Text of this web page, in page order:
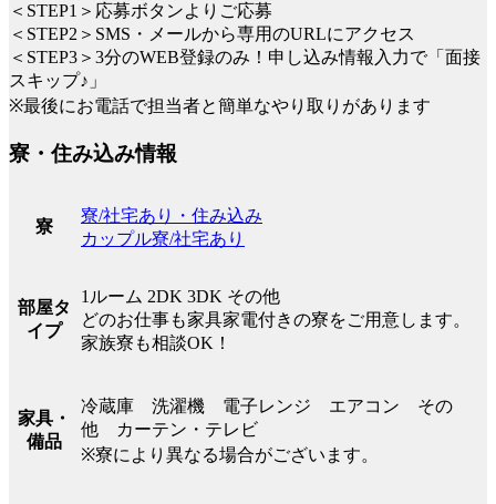
＜STEP1＞応募ボタンよりご応募
＜STEP2＞SMS・メールから専用のURLにアクセス
＜STEP3＞3分のWEB登録のみ！申し込み情報入力で「面接
スキップ♪」
※最後にお電話で担当者と簡単なやり取りがあります
寮・住み込み情報
寮
寮/社宅あり・住み込み
カップル寮/社宅あり
部屋タ
イプ
1ルーム 2DK 3DK その他
どのお仕事も家具家電付きの寮をご用意します。
家族寮も相談OK！
家具・
備品
冷蔵庫 洗濯機 電子レンジ エアコン その
他 カーテン・テレビ
※寮により異なる場合がございます。